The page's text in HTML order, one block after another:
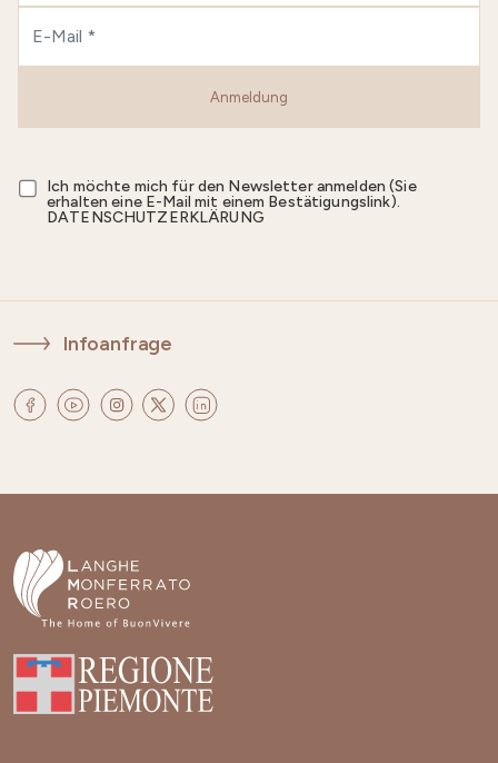
Anmeldung
Ich möchte mich für den Newsletter anmelden (Sie
erhalten eine E-Mail mit einem Bestätigungslink).
DATENSCHUTZERKLÄRUNG
Infoanfrage